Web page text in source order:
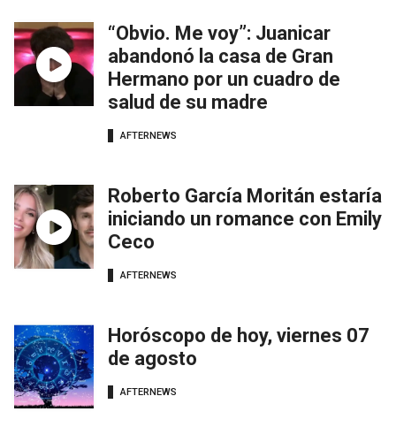
“Obvio. Me voy”: Juanicar
abandonó la casa de Gran
Hermano por un cuadro de
salud de su madre
AFTERNEWS
Roberto García Moritán estaría
iniciando un romance con Emily
Ceco
AFTERNEWS
Horóscopo de hoy, viernes 07
de agosto
AFTERNEWS